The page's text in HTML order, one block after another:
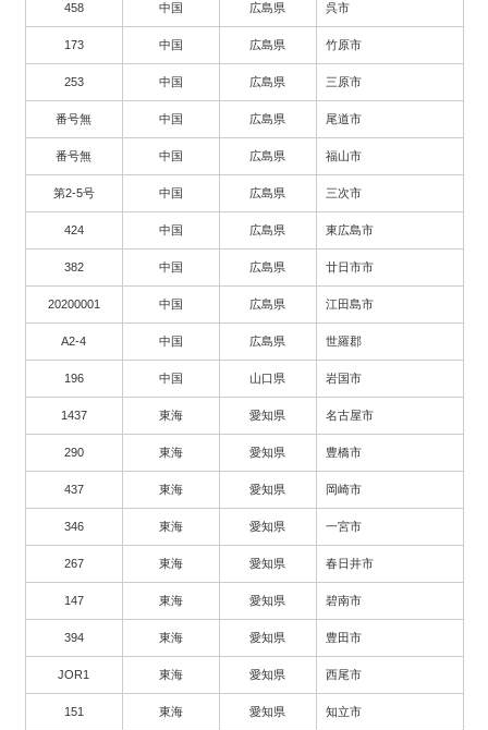
458 中国 広島県 呉市
173 中国 広島県 竹原市
253 中国 広島県 三原市
番号無 中国 広島県 尾道市
番号無 中国 広島県 福山市
第2-5号 中国 広島県 三次市
424 中国 広島県 東広島市
382 中国 広島県 廿日市市
20200001 中国 広島県 江田島市
A2-4 中国 広島県 世羅郡
196 中国 山口県 岩国市
1437 東海 愛知県 名古屋市
290 東海 愛知県 豊橋市
437 東海 愛知県 岡崎市
346 東海 愛知県 一宮市
267 東海 愛知県 春日井市
147 東海 愛知県 碧南市
394 東海 愛知県 豊田市
JOR1 東海 愛知県 西尾市
151 東海 愛知県 知立市